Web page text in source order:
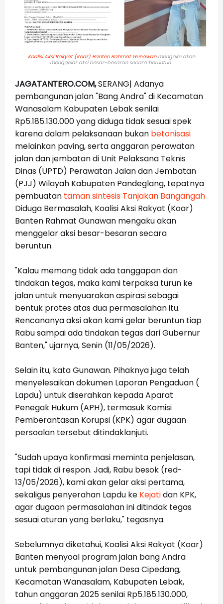
Koalisi Aksi Rakyat (Koar) Banten Rahmat Gunawanmengaku akan
menggelar aksi besar-besaran secara beruntun.
JAGATANTERO.COM,SERANG| Adanya
pembangunan jalan "Bang Andra" di Kecamatan
Wanasalam Kabupaten Lebak senilai
Rp5.185.130.000 yang diduga tidak sesuai spek
karena dalam pelaksanaan bukan betonisasi
melainkan paving, serta anggaran perawatan
jalan dan jembatan di Unit Pelaksana Teknis
Dinas (UPTD) Perawatan Jalan dan Jembatan
(PJJ) Wilayah Kabupaten Pandeglang, tepatnya
pembuatan taman sintesis Tanjakan Bangangah
Diduga Bermasalah, Koalisi Aksi Rakyat (Koar)
Banten Rahmat Gunawan mengaku akan
menggelar aksi besar-besaran secara
beruntun.
"Kalau memang tidak ada tanggapan dan
tindakan tegas, maka kami terpaksa turun ke
jalan untuk menyuarakan aspirasi sebagai
bentuk protes atas dua permasalahan itu.
Rencananya aksi akan kami gelar beruntun tiap
Rabu sampai ada tindakan tegas dari Gubernur
Banten," ujarnya, Senin (11/05/2026).
Selain itu, kata Gunawan. Pihaknya juga telah
menyelesaikan dokumen Laporan Pengaduan (
Lapdu) untuk diserahkan kepada Aparat
Penegak Hukum (APH), termasuk Komisi
Pemberantasan Korupsi (KPK) agar dugaan
persoalan tersebut ditindaklanjuti.
"Sudah upaya konfirmasi meminta penjelasan,
tapi tidak di respon. Jadi, Rabu besok (red-
13/05/2026), kami akan gelar aksi pertama,
sekaligus penyerahan Lapdu ke Kejatidan KPK,
agar dugaan permasalahan ini ditindak tegas
sesuai aturan yang berlaku," tegasnya.
Sebelumnya diketahui, Koalisi Aksi Rakyat (Koar)
Banten menyoal program jalan bang Andra
untuk pembangunan jalan Desa Cipedang,
Kecamatan Wanasalam, Kabupaten Lebak,
tahun anggaran 2025 senilai Rp5.185.130.000,